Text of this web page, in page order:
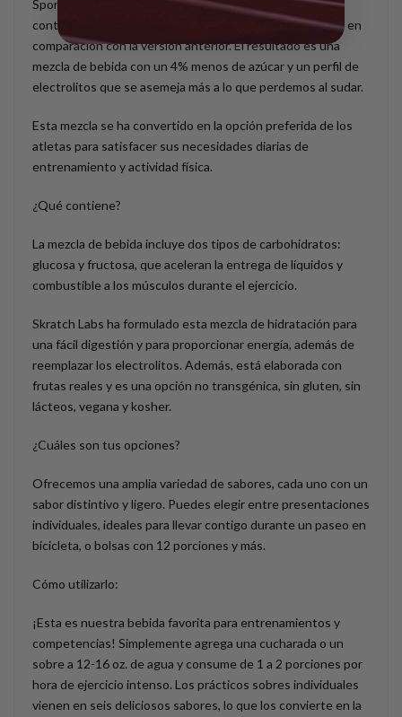
Sport Hydration es la última fórmula de Skratch, con un
contenido reducido de azúcar y mayor cantidad de sodio en
comparación con la versión anterior. El resultado es una
mezcla de bebida con un 4% menos de azúcar y un perfil de
electrolitos que se asemeja más a lo que perdemos al sudar.
Esta mezcla se ha convertido en la opción preferida de los
atletas para satisfacer sus necesidades diarias de
entrenamiento y actividad física.
¿Qué contiene?
La mezcla de bebida incluye dos tipos de carbohidratos:
glucosa y fructosa, que aceleran la entrega de líquidos y
combustible a los músculos durante el ejercicio.
Skratch Labs ha formulado esta mezcla de hidratación para
una fácil digestión y para proporcionar energía, además de
reemplazar los electrolitos. Además, está elaborada con
frutas reales y es una opción no transgénica, sin gluten, sin
lácteos, vegana y kosher.
¿Cuáles son tus opciones?
Ofrecemos una amplia variedad de sabores, cada uno con un
sabor distintivo y ligero. Puedes elegir entre presentaciones
individuales, ideales para llevar contigo durante un paseo en
bicicleta, o bolsas con 12 porciones y más.
Cómo utilizarlo:
¡Esta es nuestra bebida favorita para entrenamientos y
competencias! Simplemente agrega una cucharada o un
sobre a 12-16 oz. de agua y consume de 1 a 2 porciones por
hora de ejercicio intenso. Los prácticos sobres individuales
vienen en seis deliciosos sabores, lo que los convierte en la